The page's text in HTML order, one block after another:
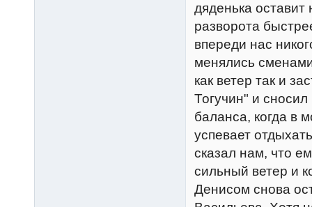
дяденька
разворота
впереди нас
менялись
как ветер так и
Тогучин" и
баланса, когда в
успевает
сказал нам, что
сильный ветер и
Денисом снова